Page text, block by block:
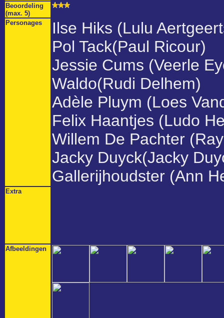
Beoordeling
(max. 5)
Personages
Ilse Hiks (Lulu
Pol Tack(Paul Ricour)
Jessie Cums (Veerle
Waldo(Rudi Delhem)
Adèle Pluym (Loes
Felix Haantjes (Ludo
Willem De Pachter
Jacky Duyck(Jacky
Gallerijhoudster (Ann
Extra
Afbeeldingen